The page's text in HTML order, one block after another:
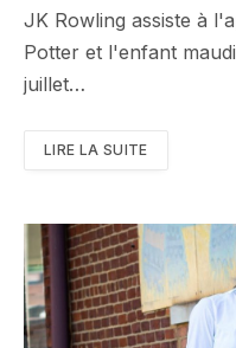
JK Rowling assiste à
Potter et l'enfant
juillet…
LIRE LA SUITE